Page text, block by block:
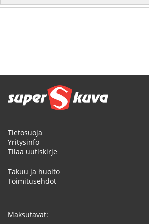
Tietosuoja
Yritysinfo
Tilaa uutiskirje
Takuu ja huolto
Toimitusehdot
Maksutavat: